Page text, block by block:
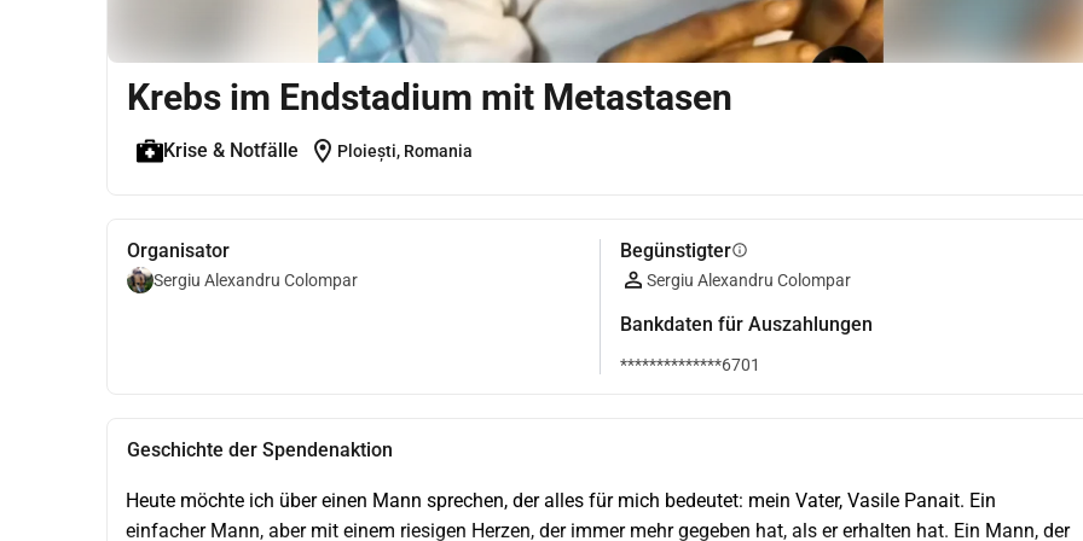
Krebs im Endstadium mit Metastasen
Krise & Notfälle location_on Ploiești, Romania
Organisator
Sergiu Alexandru Colompar
Begünstigterinfo
Sergiu Alexandru Colompar
Bankdaten für Auszahlungen
**************6701
Geschichte der Spendenaktion
Heute möchte ich über einen Mann sprechen, der alles für mich bedeutet: mein Vater, Vasile Panait. Ein
einfacher Mann, aber mit einem riesigen Herzen, der immer mehr gegeben hat, als er erhalten hat. Ein Mann, der